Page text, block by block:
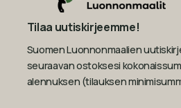
Tilaa uutiskirjeemme!
Suomen Luonnonmaalien
seuraavan ostoksesi
alennuksen (tilauksen